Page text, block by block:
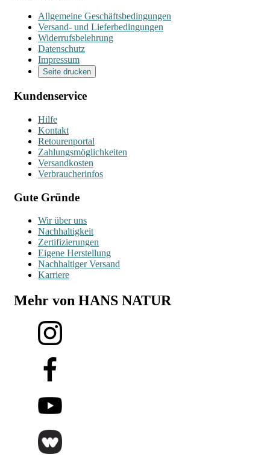
Allgemeine Geschäftsbedingungen
Versand- und Lieferbedingungen
Widerrufsbelehrung
Datenschutz
Impressum
Seite drucken
Kundenservice
Hilfe
Kontakt
Retourenportal
Zahlungsmöglichkeiten
Versandkosten
Verbraucherinfos
Gute Gründe
Wir über uns
Nachhaltigkeit
Zertifizierungen
Eigene Herstellung
Nachhaltiger Versand
Karriere
Mehr von HANS NATUR